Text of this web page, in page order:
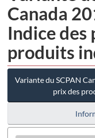
Canada
Indice des
produits
Variante du SCPAN
prix des